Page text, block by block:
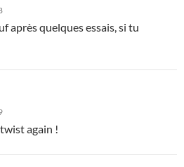
après quelques essais, si tu
again !